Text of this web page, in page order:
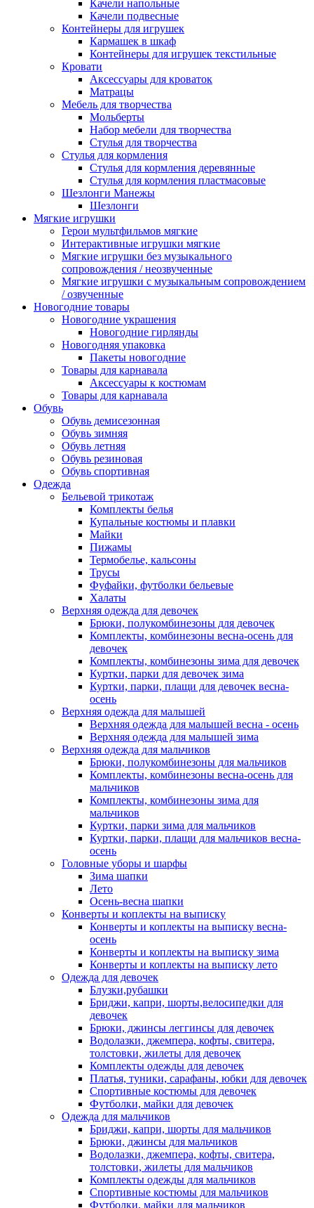
Качели напольные
Качели подвесные
Контейнеры для игрушек
Кармашек в шкаф
Контейнеры для игрушек текстильные
Кровати
Аксессуары для кроваток
Матрацы
Мебель для творчества
Мольберты
Набор мебели для творчества
Стулья для творчества
Стулья для кормления
Стулья для кормления деревянные
Стулья для кормления пластмасовые
Шезлонги Манежы
Шезлонги
Мягкие игрушки
Герои мультфильмов мягкие
Интерактивные игрушки мягкие
Мягкие игрушки без музыкального
сопровождения / неозвученные
Мягкие игрушки с музыкальным сопровождением
/ озвученные
Новогодние товары
Новогодние украшения
Новогодние гирлянды
Новогодняя упаковка
Пакеты новогодние
Товары для карнавала
Аксессуары к костюмам
Товары для карнавала
Обувь
Обувь демисезонная
Обувь зимняя
Обувь летняя
Обувь резиновая
Обувь спортивная
Одежда
Бельевой трикотаж
Комплекты белья
Купальные костюмы и плавки
Майки
Пижамы
Термобелье, кальсоны
Трусы
Фуфайки, футболки бельевые
Халаты
Верхняя одежда для девочек
Брюки, полукомбинезоны для девочек
Комплекты, комбинезоны весна-осень для
девочек
Комплекты, комбинезоны зима для девочек
Куртки, парки для девочек зима
Куртки, парки, плащи для девочек весна-
осень
Верхняя одежда для малышей
Верхняя одежда для малышей весна - осень
Верхняя одежда для малышей зима
Верхняя одежда для мальчиков
Брюки, полукомбинезоны для мальчиков
Комплекты, комбинезоны весна-осень для
мальчиков
Комплекты, комбинезоны зима для
мальчиков
Куртки, парки зима для мальчиков
Куртки, парки, плащи для мальчиков весна-
осень
Головные уборы и шарфы
Зима шапки
Лето
Осень-весна шапки
Конверты и коплекты на выписку
Конверты и коплекты на выписку весна-
осень
Конверты и коплекты на выписку зима
Конверты и коплекты на выписку лето
Одежда для девочек
Блузки,рубашки
Бриджи, капри, шорты,велосипедки для
девочек
Брюки, джинсы леггинсы для девочек
Водолазки, джемпера, кофты, свитера,
толстовки, жилеты для девочек
Комплекты одежды для девочек
Платья, туники, сарафаны, юбки для девочек
Спортивные костюмы для девочек
Футболки, майки для девочек
Одежда для мальчиков
Бриджи, капри, шорты для мальчиков
Брюки, джинсы для мальчиков
Водолазки, джемпера, кофты, свитера,
толстовки, жилеты для мальчиков
Комплекты одежды для мальчиков
Спортивные костюмы для мальчиков
Футболки, майки для мальчиков